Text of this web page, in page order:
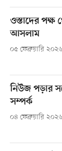
ওস্তাদের পক্ষ
আসলাম
০৫ ফেব্রুয়ারি
নিউজ পড়ার
সম্পর্ক
০৪ ফেব্রুয়ারি